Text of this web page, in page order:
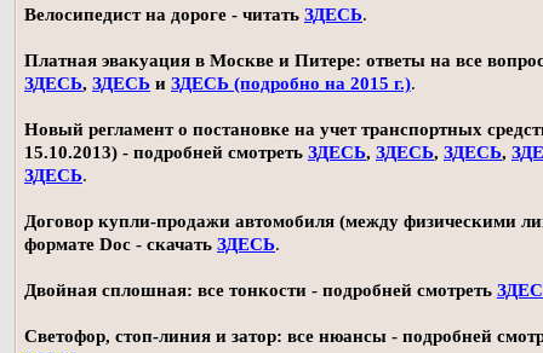
Велосипедист на дороге - читать ЗДЕСЬ.
Платная эвакуация в Москве и Питере: ответы на все
ЗДЕСЬ, ЗДЕСЬ и ЗДЕСЬ (подробно на 2015 г.).
Новый регламент о постановке на учет транспортных
15.10.2013) - подробней смотреть ЗДЕСЬ, ЗДЕСЬ, ЗДЕСЬ,
ЗДЕСЬ.
Договор купли-продажи автомобиля (между физическими
формате Doc - скачать ЗДЕСЬ.
Двойная сплошная: все тонкости - подробней смотреть
Светофор, стоп-линия и затор: все нюансы - подробней